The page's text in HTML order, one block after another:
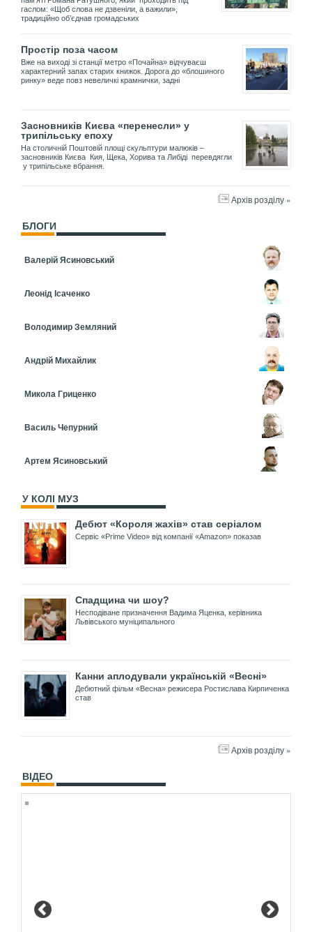
гаслом: «Щоб слова не дзвеніли, а важили»,
традиційно об’єднав громадських
Простір поза часом
Вже на виході зі станції метро «Почайна» відчуваєш
характерний запах старих книжок. Дорога до «блошиного
ринку» веде повз невеличкі крамнички, задні
Засновників Києва «перенесли» у
трипільську епоху
На столичній Поштовій площі скульптури малюків –
засновників Києва Кия, Щека, Хорива та Либіді перевдягли
у трипільське вбрання.
Архів розділу »
БЛОГИ
Валерій Ясиновський
Леонід Ісаченко
Володимир Земляний
Андрій Михайлик
Микола Гриценко
Василь Чепурний
Артем Ясиновський
У КОЛІ МУЗ
Дебют «Короля жахів» став серіалом
Сервіс «Prime Video» від компанії «Amazon» показав
Спадщина чи шоу?
Несподіване призначення Вадима Яценка, керівника
Львівського муніципального
Канни аплодували українській «Весні»
Дебютний фільм «Весна» режисера Ростислава Кирпиченка
став
Архів розділу »
ВІДЕО